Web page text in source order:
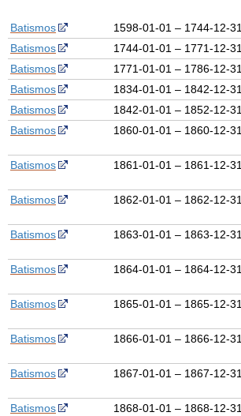
Batismos 1598-01-01 – 1744-12-31
Batismos 1744-01-01 – 1771-12-31
Batismos 1771-01-01 – 1786-12-31
Batismos 1834-01-01 – 1842-12-31
Batismos 1842-01-01 – 1852-12-31
Batismos 1860-01-01 – 1860-12-31
Batismos 1861-01-01 – 1861-12-31
Batismos 1862-01-01 – 1862-12-31
Batismos 1863-01-01 – 1863-12-31
Batismos 1864-01-01 – 1864-12-31
Batismos 1865-01-01 – 1865-12-31
Batismos 1866-01-01 – 1866-12-31
Batismos 1867-01-01 – 1867-12-31
Batismos 1868-01-01 – 1868-12-31